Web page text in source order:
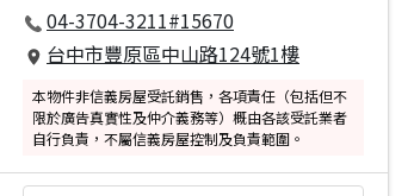
04-3704-3211#15670
台中市豐原區中山路124號1樓
本物件非信義房屋受託銷售，各項責任（包括但不
限於廣告真實性及仲介義務等）概由各該受託業者
自行負責，不屬信義房屋控制及負責範圍。